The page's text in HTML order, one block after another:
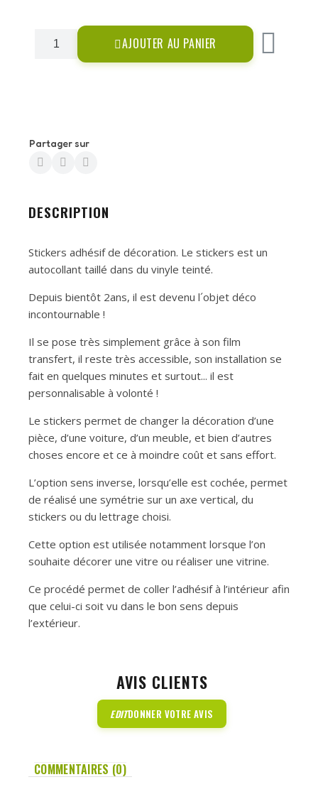
AJOUTER AU PANIER
Partager sur
DESCRIPTION
Stickers adhésif de décoration. Le stickers est un
autocollant taillé dans du vinyle teinté.
Depuis bientôt 2ans, il est devenu l´objet déco
incontournable !
Il se pose très simplement grâce à son film
transfert, il reste très accessible, son installation se
fait en quelques minutes et surtout... il est
personnalisable à volonté !
Le stickers permet de changer la décoration d’une
pièce, d’une voiture, d’un meuble, et bien d’autres
choses encore et ce à moindre coût et sans effort.
L’option sens inverse, lorsqu’elle est cochée, permet
de réalisé une symétrie sur un axe vertical, du
stickers ou du lettrage choisi.
Cette option est utilisée notamment lorsque l’on
souhaite décorer une vitre ou réaliser une vitrine.
Ce procédé permet de coller l’adhésif à l’intérieur afin
que celui-ci soit vu dans le bon sens depuis
l’extérieur.
AVIS CLIENTS
EDITDONNER VOTRE AVIS
COMMENTAIRES (0)